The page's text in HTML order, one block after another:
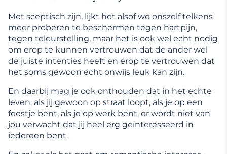
Met sceptisch zijn, lijkt het alsof we onszelf telkens
meer proberen te beschermen tegen hartpijn,
tegen teleurstelling, maar het is ook wel echt nodig
om erop te kunnen vertrouwen dat de ander wel
de juiste intenties heeft en erop te vertrouwen dat
het soms gewoon echt onwijs leuk kan zijn.
En daarbij mag je ook onthouden dat in het echte
leven, als jij gewoon op straat loopt, als je op een
feestje bent, als je op werk bent, er wordt niet van
jou verwacht dat jij heel erg geïnteresseerd in
iedereen bent.